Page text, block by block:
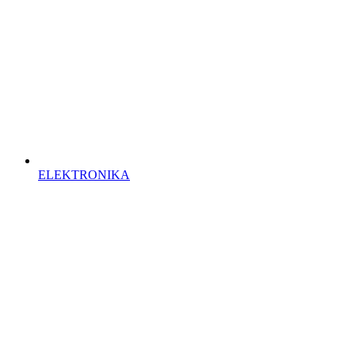
ELEKTRONIKA